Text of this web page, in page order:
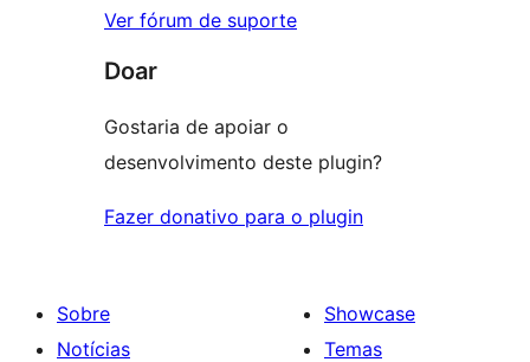
Ver fórum de suporte
Doar
Gostaria de apoiar o
desenvolvimento deste plugin?
Fazer donativo para o plugin
Sobre
Notícias
Showcase
Temas